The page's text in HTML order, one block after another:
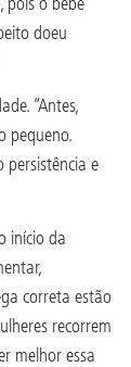
doeu
“Antes,
pequeno.
persistência e
início da
correta estão
recorrem
melhor essa